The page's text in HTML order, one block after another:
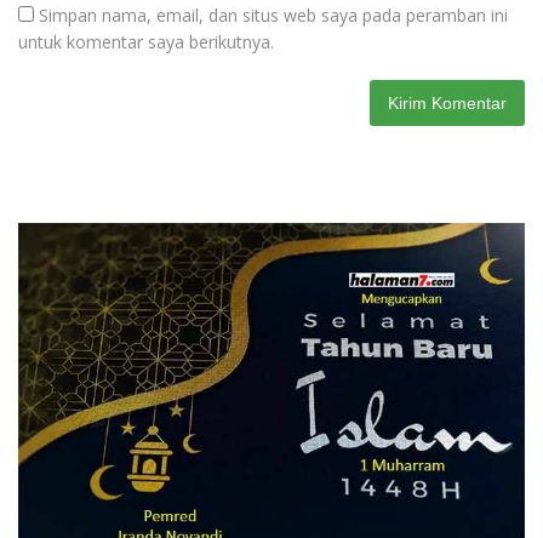
Simpan nama, email, dan situs web saya pada peramban ini
untuk komentar saya berikutnya.